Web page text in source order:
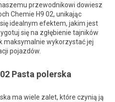
przewodnikowi dowiesz
Chemie H9 02, unikając
idealnym efektem, jakim jest
się na zgłębienie tajników
maksymalnie wykorzystać jej
pojazdów.
Pasta polerska
ma wiele zalet, które czynią ją